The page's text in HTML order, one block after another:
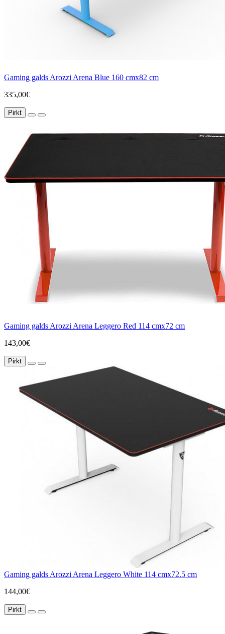
Gaming galds Arozzi Arena Blue 160 cmx82 cm
335,00€
Pirkt
Gaming galds Arozzi Arena Leggero Red 114 cmx72 cm
143,00€
Pirkt
Gaming galds Arozzi Arena Leggero White 114 cmx72.5 cm
144,00€
Pirkt